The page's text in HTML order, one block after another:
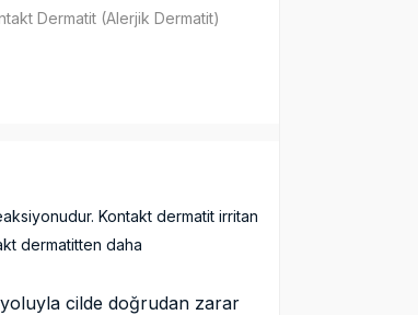
Dermatit (Alerjik Dermatit)
Kontakt dermatit irritan
dermatitten daha
cilde doğrudan zarar